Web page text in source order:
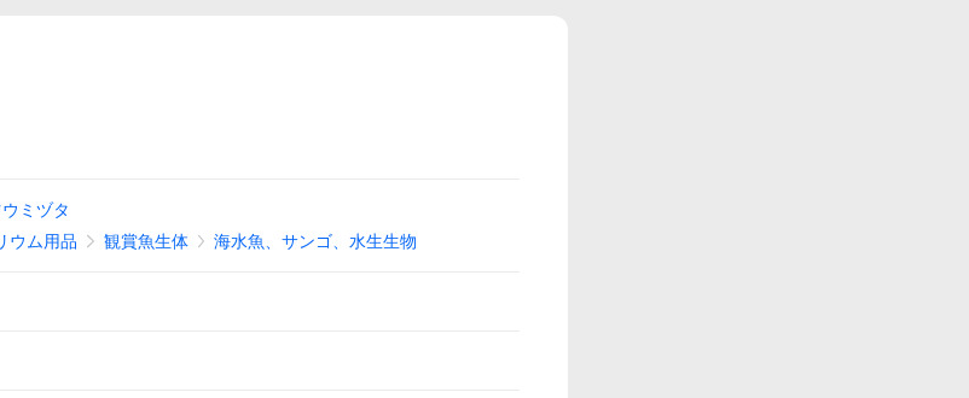
ミヅタ
ウム用品 観賞魚生体 海水魚、サンゴ、水生生物